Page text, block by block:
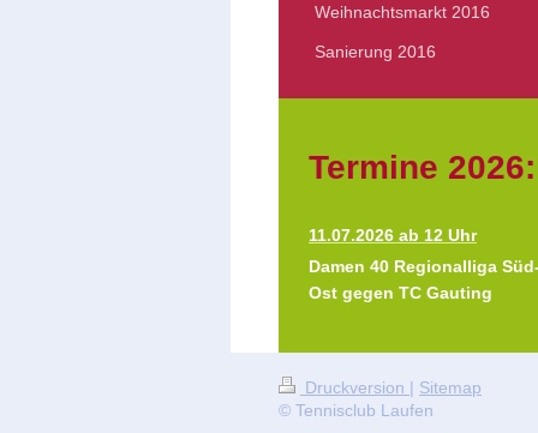
Weihnachtsmarkt 2016
Sanierung 2016
Termine 2026:
11.07.2026 ab 12 Uhr
Damen 40 Regionalliga
Ost gegen TC Gauting
Druckversion | Sitemap
© Tennisclub Laufen